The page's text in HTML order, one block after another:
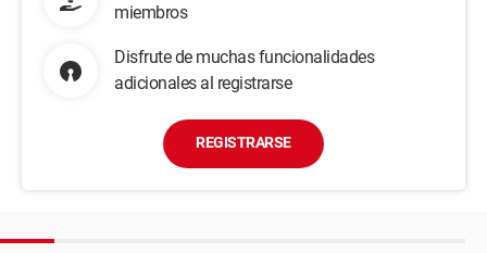
miembros
Disfrute de muchas funcionalidades
adicionales al registrarse
REGISTRARSE